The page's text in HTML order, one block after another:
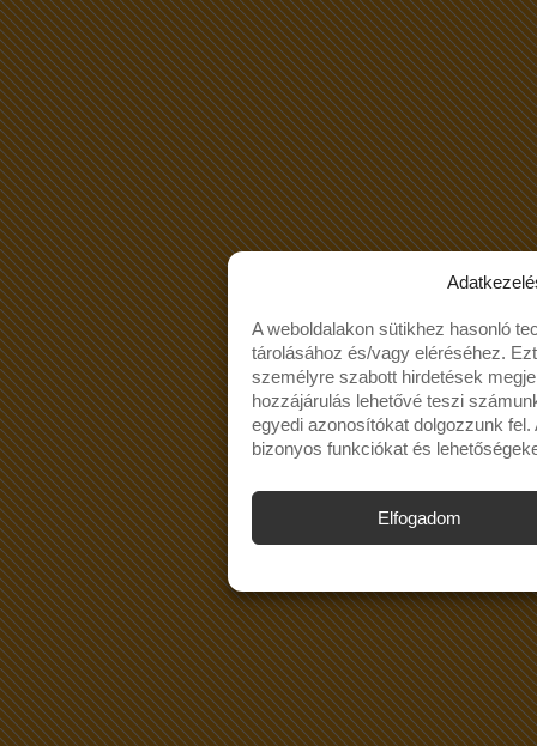
A weboldalakon sütikhez hasonló
tárolásához és/vagy eléréséhez.
személyre szabott hirdetések
hozzájárulás lehetővé teszi
egyedi azonosítókat dolgozzunk
bizonyos funkciókat és
Elfogadom